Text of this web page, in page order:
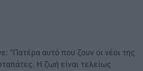
“Πατέρα αυτό που ζουν οι νέοι της
Η ζωή είναι τελείως